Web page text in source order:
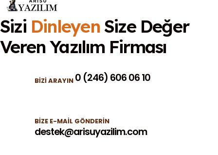
Sizi DinleyenSize Değer
VerenYazılım Firması
BIZI ARAYIN 0 (246) 606 06 10
BIZE E-MAIL GÖNDERIN
destek@arisuyazilim.com